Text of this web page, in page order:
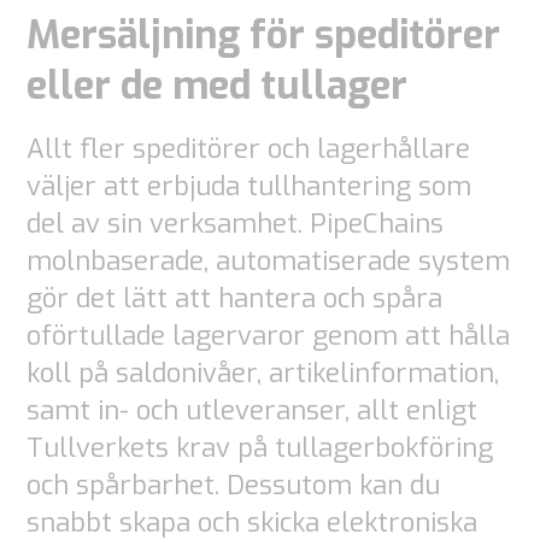
Mersäljning för speditörer
eller de med tullager
Allt fler speditörer och lagerhållare
väljer att erbjuda tullhantering som
del av sin verksamhet. PipeChains
molnbaserade, automatiserade system
gör det lätt att hantera och spåra
oförtullade lagervaror genom att hålla
koll på saldonivåer, artikelinformation,
samt in- och utleveranser, allt enligt
Tullverkets krav på tullagerbokföring
och spårbarhet. Dessutom kan du
snabbt skapa och skicka elektroniska
och struktur,
baserat på
hur
webbplatsen
används.
Upplevelse
För att vår
webbplats
ska fungera
så bra som
möjligt under
ditt besök.
Om du nekar